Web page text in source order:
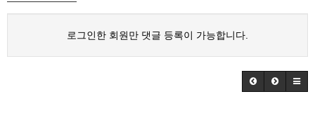
로그인한 회원만 댓글 등록이 가능합니다.